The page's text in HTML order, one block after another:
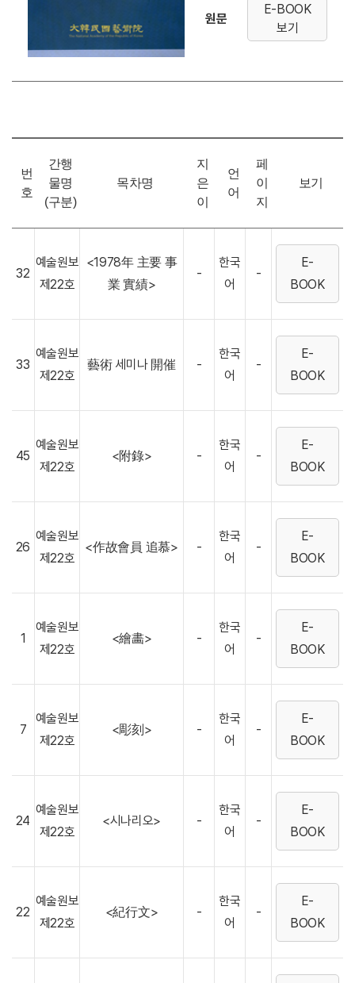
원문
E-BOOK
보기
번
호
간행
물명
(구분)
목차명
지
은
이
언
어
페
이
지
보기
32
예술원보
제22호
<1978年 主要 事
業 實績>
-
한국
어
-
E-
BOOK
33
예술원보
제22호
藝術 세미나 開催 -
한국
어
-
E-
BOOK
45
예술원보
제22호
<附錄> -
한국
어
-
E-
BOOK
26
예술원보
제22호
<作故會員 追慕> -
한국
어
-
E-
BOOK
1
예술원보
제22호
<繪畵> -
한국
어
-
E-
BOOK
7
예술원보
제22호
<彫刻> -
한국
어
-
E-
BOOK
24
예술원보
제22호
<시나리오> -
한국
어
-
E-
BOOK
22
예술원보
제22호
<紀行文> -
한국
어
-
E-
BOOK